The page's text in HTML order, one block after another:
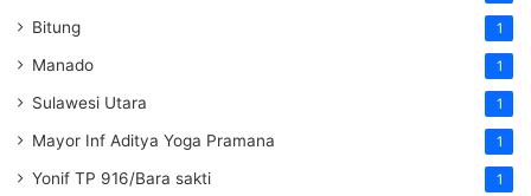
Bitung 1
Manado 1
Sulawesi Utara 1
Mayor Inf Aditya Yoga Pramana 1
Yonif TP 916/Bara sakti 1